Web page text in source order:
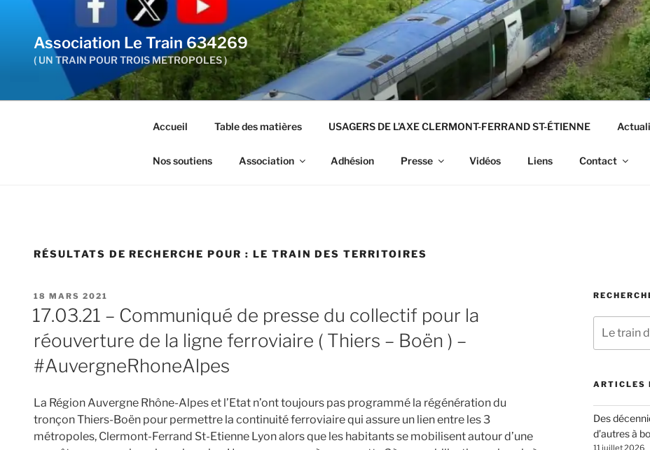
contenu
principal
Association Le Train 634269
( UN TRAIN POUR TROIS METROPOLES )
Accueil Table des matières USAGERS DE L’AXE CLERMONT-FERRAND ST-ÉTIENNE
Nos soutiens Association Adhésion Presse Vidéos Liens Contact
RÉSULTATS DE RECHERCHE POUR : LE TRAIN DES TERRITOIRES
PUBLIÉ
LE
18 MARS 2021
17.03.21 – Communiqué de presse du collectif pour la
réouverture de la ligne ferroviaire ( Thiers – Boën ) –
#AuvergneRhoneAlpes
La Région Auvergne Rhône-Alpes et l’Etat n’ont toujours pas programmé la régénération du
tronçon Thiers-Boën pour permettre la continuité ferroviaire qui assure un lien entre les 3
métropoles, Clermont-Ferrand St-Etienne Lyon alors que les habitants se mobilisent autour d’une
pour
:
ARTICLES
Des
d’autres à
11 juillet 2026